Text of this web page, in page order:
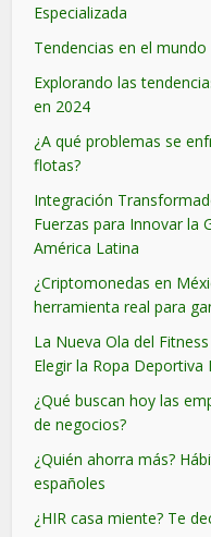
Especializada
Tendencias en el
Explorando las
en 2024
¿A qué problemas se
flotas?
Integración
Fuerzas para Innovar la
América Latina
¿Criptomonedas en
herramienta real para
La Nueva Ola del
Elegir la Ropa Deportiva
¿Qué buscan hoy las
de negocios?
¿Quién ahorra más?
españoles
¿HIR casa miente? Te